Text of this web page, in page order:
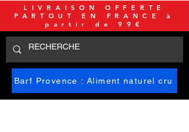
Barf Provence : Aliment naturel cru
LIVRAISON OFFERTE
PARTOUT EN FRANCE à
partir de 99€